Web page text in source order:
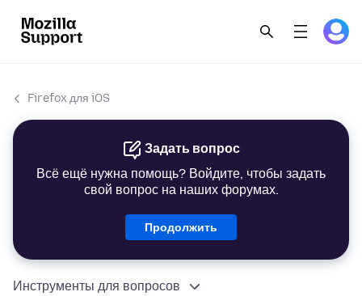
Firefox для iOS
Задать вопрос
Всё ещё нужна помощь? Войдите, чтобы задать
свой вопрос на наших форумах.
Продолжить
Инструменты для вопросов